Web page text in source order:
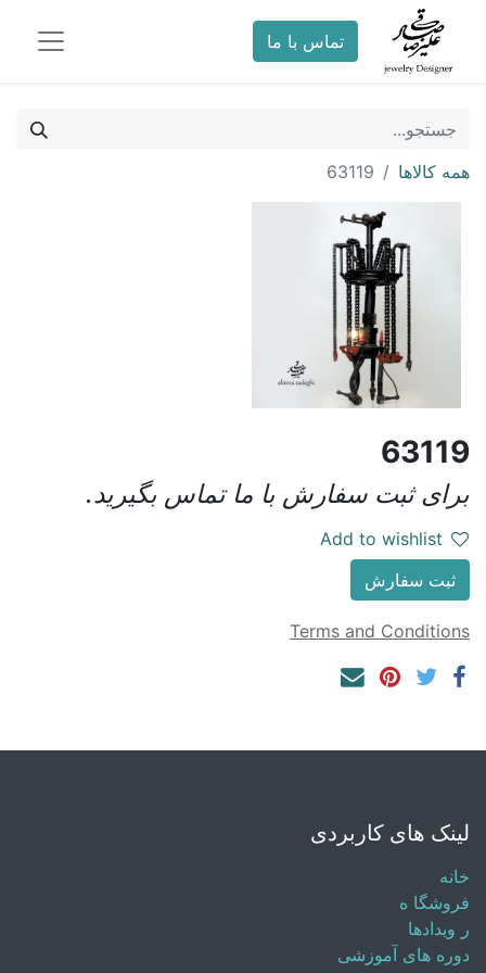
تماس با ما
همه کالاها 63119
63119
برای ثبت سفارش با ما تماس بگیرید.
Add to wishlist
ثبت سفارش
Terms and Conditions
لینک های کاربردی
خانه
فروشگا ه
ر ویدادها
دوره های آموزشی